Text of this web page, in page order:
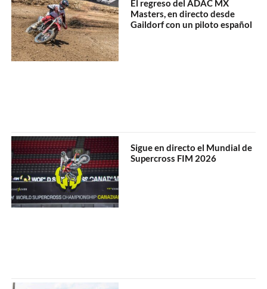
El regreso del ADAC MX
Masters, en directo desde
Gaildorf con un piloto español
Sigue en directo el Mundial de
Supercross FIM 2026